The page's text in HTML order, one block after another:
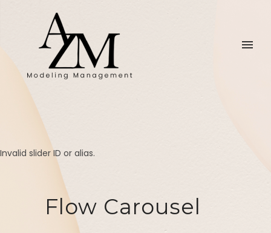
Invalid slider ID or alias.
Flow Carousel